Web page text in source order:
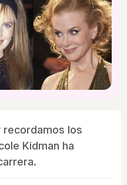
recordamos los
Kidman ha